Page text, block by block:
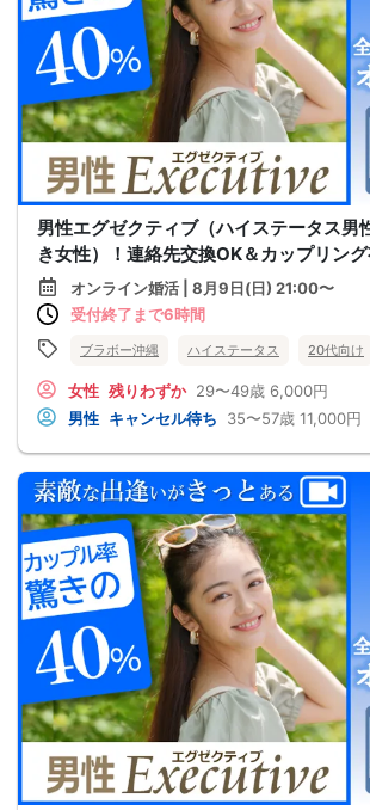
男性エグゼクティブ（ハイステータス男
き女性）！連絡先交換OK＆カップリング
オンライン婚活 | 8月9日(日) 21:00〜
受付終了まで6時間
ブラボー沖縄 ハイステータス 20代向け
女性 残りわずか 29〜49歳 6,000円
男性 キャンセル待ち 35〜57歳 11,000円